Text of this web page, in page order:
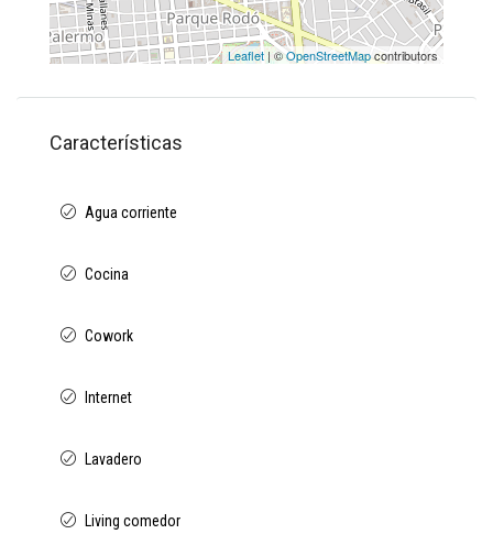
Leaflet| ©OpenStreetMapcontributors
Características
Agua corriente
Cocina
Cowork
Internet
Lavadero
Living comedor